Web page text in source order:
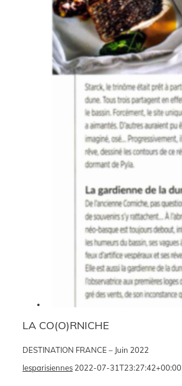
LA CO(O)RNICHE
DESTINATION FRANCE – Juin 2022
lesparisiennes 2022-07-31T23:27:42+00:00